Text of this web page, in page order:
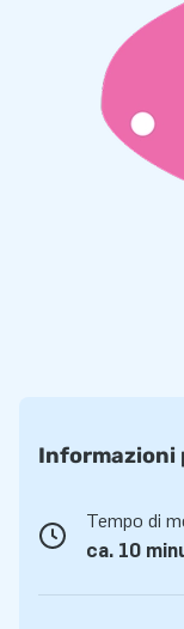
adatto anche
modo il tuo mezzo
Acquista
deposito sicuro
Le stazioni
utilizzo. Parcheggi
copertura
ventilatore e la tua
dell'auto è priva di
Informazioni
Tempo di
ca. 10